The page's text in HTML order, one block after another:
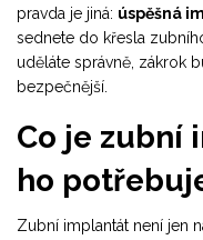
pravda je jiná: úspěšná
sednete do křesla
uděláte správně, zákrok
bezpečnější.
Co je zubní
ho
Zubní implantát není jen